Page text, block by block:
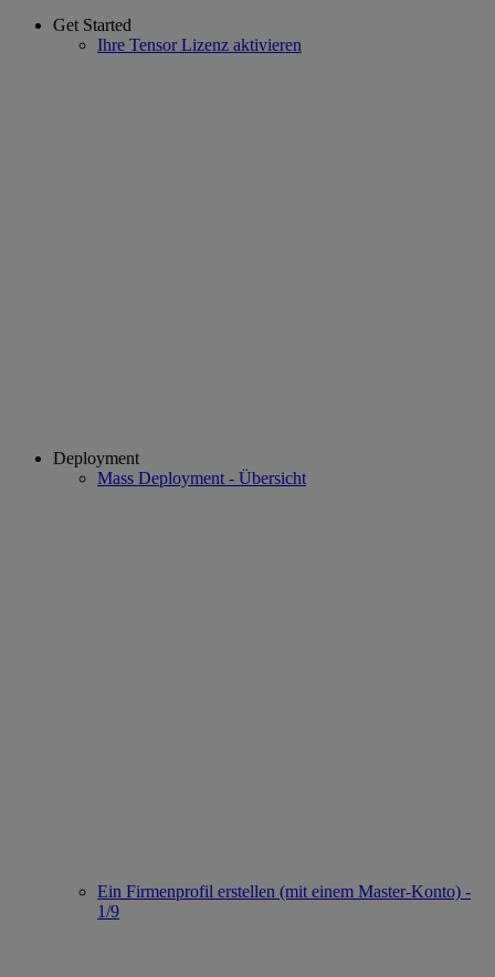
Get Started
Ihre Tensor Lizenz aktivieren
Deployment
Mass Deployment - Übersicht
Ein Firmenprofil erstellen (mit einem Master-Konto) -
1/9